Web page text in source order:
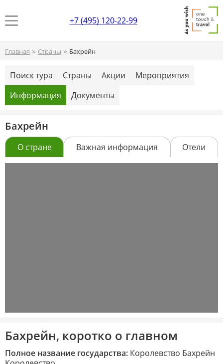
+7 (495) 120-22-99
Главная » Страны » Бахрейн
Поиск тура Страны Акции
Мероприятия
Информация
Документы
Бахрейн
О стране Важная информация Отели
Бахрейн, коротко о главном
Полное название государства: Королевство Бахрейн